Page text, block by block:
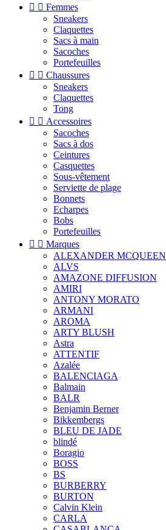
  Femmes
Sneakers
Claquettes
Sacs à main
Sacoches
Portefeuilles
  Chaussures
Sneakers
Claquettes
Tong
  Accessoires
Sacoches
Sacs à dos
Ceintures
Casquettes
Sous-vêtement
Serviette de plage
Bonnets
Echarpes
Bobs
Portefeuilles
  Marques
ALEXANDER MCQUEEN
ALVS
AMAZONE DIFFUSION
AMIRI
ANTONY MORATO
ARMANI
AROMA
ARTY BLUSH
Astra
ATTENTIF
Azalée
BALENCIAGA
Balmain
BALR
Benjamin Berner
Bikkembergs
BLEU DE JADE
blindé
Boragio
BOSS
BS
BURBERRY
BURTON
Calvin Klein
CARLA